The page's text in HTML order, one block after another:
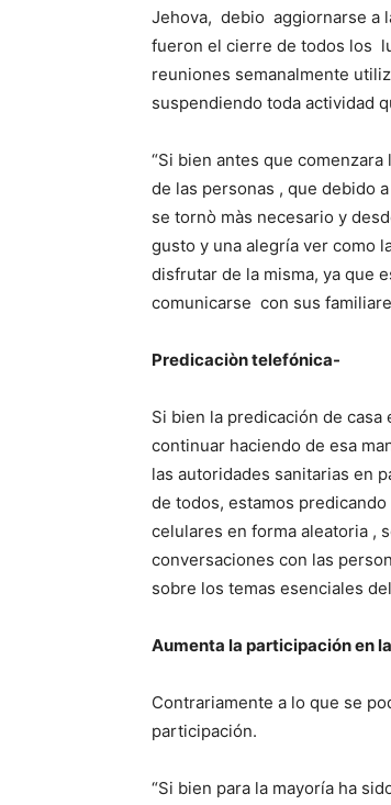
Jehova, debio aggiornarse a
fueron el cierre de todos los
reuniones semanalmente
suspendiendo toda actividad
“Si bien antes que
de las personas , que debido
se tornò màs necesario y
gusto y una alegría ver como
disfrutar de la misma, ya que
comunicarse con sus
Predicaciòn telefónica-
Si bien la predicación de
continuar haciendo de esa
las autoridades sanitarias en
de todos, estamos
celulares en forma aleatoria ,
conversaciones con las
sobre los temas esenciales
Aumenta la participación en
Contrariamente a lo que se
participación.
“Si bien para la mayoría ha